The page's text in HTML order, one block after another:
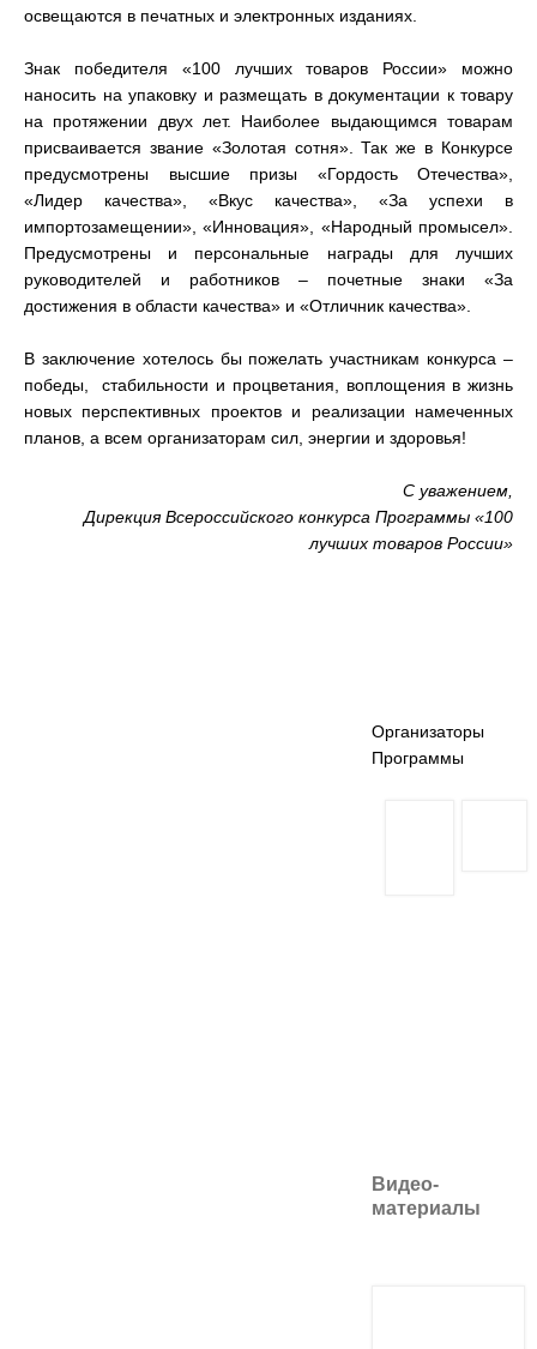
освещаются в печатных и электронных изданиях.
Знак победителя «100 лучших товаров России» можно
наносить на упаковку и размещать в документации к товару
на протяжении двух лет. Наиболее выдающимся товарам
присваивается звание «Золотая сотня». Так же в Конкурсе
предусмотрены высшие призы «Гордость Отечества»,
«Лидер качества», «Вкус качества», «За успехи в
импортозамещении», «Инновация», «Народный промысел».
Предусмотрены и персональные награды для лучших
руководителей и работников – почетные знаки «За
достижения в области качества» и «Отличник качества».
В заключение хотелось бы пожелать участникам конкурса –
победы, стабильности и процветания, воплощения в жизнь
новых перспективных проектов и реализации намеченных
планов, а всем организаторам сил, энергии и здоровья!
С уважением,
Дирекция Всероссийского конкурса Программы «100
лучших товаров России»
Организаторы
Программы
Видео-
материалы